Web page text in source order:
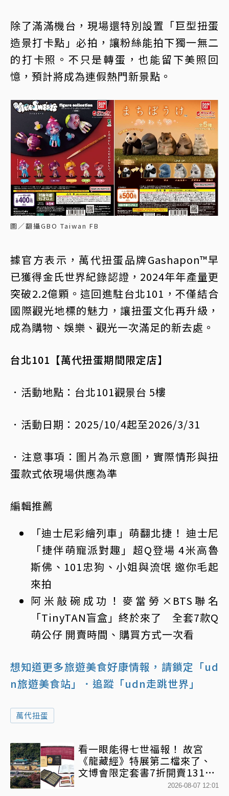
除了滿滿機台，現場還特別設置「巨型扭蛋
造景打卡點」必拍，讓粉絲能拍下獨一無二
的打卡照。不只是轉蛋，也能留下美照回
憶，預計將成為連假熱門新景點。
圖／翻攝GBO Taiwan FB
據官方表示，萬代扭蛋品牌Gashapon™早
已獲得金氏世界紀錄認證，2024年年產量更
突破2.2億顆。這回進駐台北101，不僅結合
國際觀光地標的魅力，讓扭蛋文化再升級，
成為購物、娛樂、觀光一次滿足的新去處。
台北101【萬代扭蛋期間限定店】
．活動地點：台北101觀景台 5樓
．活動日期：2025/10/4起至2026/3/31
．注意事項：圖片為示意圖，實際情形與扭
蛋款式依現場供應為準
編輯推薦
「迪士尼彩繪列車」萌翻北捷！ 迪士尼
「捷伴萌寵派對趣」超Q登場 4米高魯
斯佛、101忠狗、小姐與流氓 邀你毛起
來拍
阿米敲碗成功！麥當勞×BTS聯名
「TinyTAN盲盒」終於來了 全套7款Q
萌公仔 開賣時間、購買方式一次看
想知道更多旅遊美食好康情報，請鎖定「ud
n旅遊美食站」
．追蹤「udn走跳世界」
萬代扭蛋
看一眼能得七世福報！ 故宮
《龍藏經》特展第二檔來了、
文博會限定套書7折開賣131萬
網驚：貧窮限制想像2026-08-07 12:01